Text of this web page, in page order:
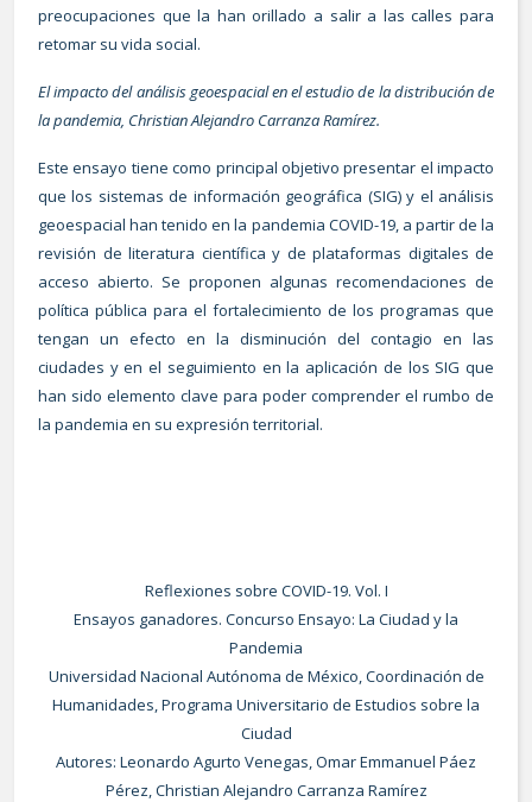
preocupaciones que la han orillado a salir a las calles para
retomar su vida social.
El impacto del análisis geoespacial en el estudio de la distribución de
la pandemia, Christian Alejandro Carranza Ramírez.
Este ensayo tiene como principal objetivo presentar el impacto
que los sistemas de información geográfica (SIG) y el análisis
geoespacial han tenido en la pandemia COVID-19, a partir de la
revisión de literatura científica y de plataformas digitales de
acceso abierto. Se proponen algunas recomendaciones de
política pública para el fortalecimiento de los programas que
tengan un efecto en la disminución del contagio en las
ciudades y en el seguimiento en la aplicación de los SIG que
han sido elemento clave para poder comprender el rumbo de
la pandemia en su expresión territorial.
Reflexiones sobre COVID-19. Vol. I
Ensayos ganadores. Concurso Ensayo: La Ciudad y la
Pandemia
Universidad Nacional Autónoma de México, Coordinación de
Humanidades, Programa Universitario de Estudios sobre la
Ciudad
Autores: Leonardo Agurto Venegas, Omar Emmanuel Páez
Pérez, Christian Alejandro Carranza Ramírez